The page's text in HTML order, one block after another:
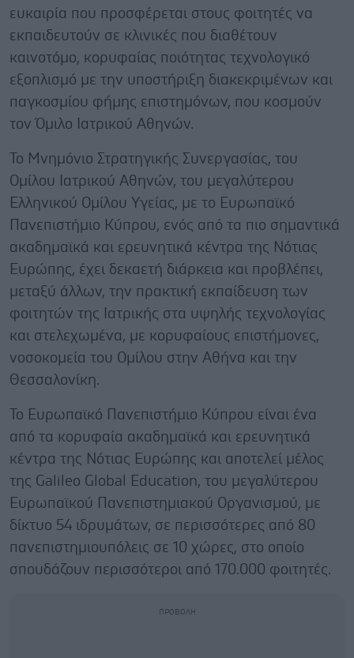
ευκαιρία που προσφέρεται στους φοιτητές να
εκπαιδευτούν σε κλινικές που διαθέτουν
καινοτόμο, κορυφαίας ποιότητας τεχνολογικό
εξοπλισμό με την υποστήριξη διακεκριμένων και
παγκοσμίου φήμης επιστημόνων, που κοσμούν
τον Όμιλο Ιατρικού Αθηνών.
Το Μνημόνιο Στρατηγικής Συνεργασίας, του
Ομίλου Ιατρικού Αθηνών, του μεγαλύτερου
Ελληνικού Ομίλου Υγείας, με το Ευρωπαϊκό
Πανεπιστήμιο Κύπρου, ενός από τα πιο σημαντικά
ακαδημαϊκά και ερευνητικά κέντρα της Νότιας
Ευρώπης, έχει δεκαετή διάρκεια και προβλέπει,
μεταξύ άλλων, την πρακτική εκπαίδευση των
φοιτητών της Ιατρικής στα υψηλής τεχνολογίας
και στελεχωμένα, με κορυφαίους επιστήμονες,
νοσοκομεία του Ομίλου στην Αθήνα και την
Θεσσαλονίκη.
Το Ευρωπαϊκό Πανεπιστήμιο Κύπρου είναι ένα
από τα κορυφαία ακαδημαϊκά και ερευνητικά
κέντρα της Νότιας Ευρώπης και αποτελεί μέλος
της Galileo Global Education, του μεγαλύτερου
Ευρωπαϊκού Πανεπιστημιακού Οργανισμού, με
δίκτυο 54 ιδρυμάτων, σε περισσότερες από 80
πανεπιστημιουπόλεις σε 10 χώρες, στο οποίο
σπουδάζουν περισσότεροι από 170.000 φοιτητές.